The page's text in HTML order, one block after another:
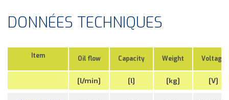
DONNÉES TECHNIQUES
Item Oil flow Capacity Weight Voltage
[l/min] [l] [kg] [V]